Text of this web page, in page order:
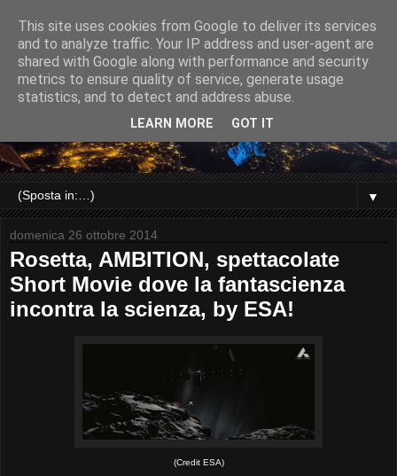
▼
domenica 26 ottobre 2014
Rosetta, AMBITION, spettacolate
Short Movie dove la fantascienza
incontra la scienza, by ESA!
(Credit ESA)
This site uses cookies from Google to deliver its services
and to analyze traffic. Your IP address and user-agent are
shared with Google along with performance and security
metrics to ensure quality of service, generate usage
statistics, and to detect and address abuse.
LEARN MORE GOT IT